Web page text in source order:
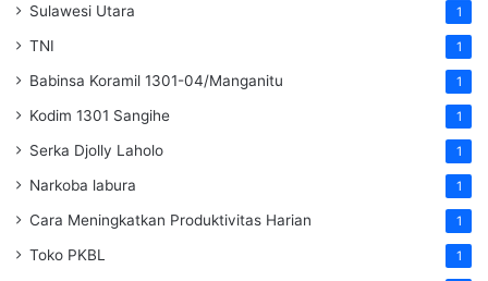
Sulawesi Utara 1
TNI 1
Babinsa Koramil 1301-04/Manganitu 1
Kodim 1301 Sangihe 1
Serka Djolly Laholo 1
Narkoba labura 1
Cara Meningkatkan Produktivitas Harian 1
Toko PKBL 1